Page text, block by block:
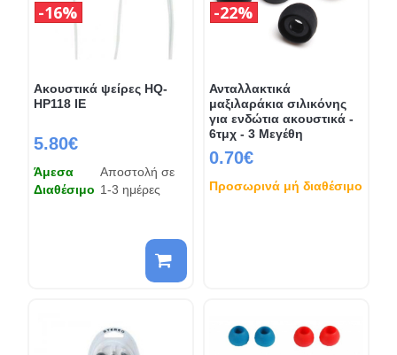
Ακουστικά ψείρες HQ-
HP118 IE
5.80€
16%
Άμεσα
Διαθέσιμο
Αποστολή σε
1-3 ημέρες
Ανταλλακτικά
μαξιλαράκια σιλικόνης
για ενδώτια ακουστικά -
6τμχ - 3 Μεγέθη
0.70€
22%
Προσωρινά μή διαθέσιμο